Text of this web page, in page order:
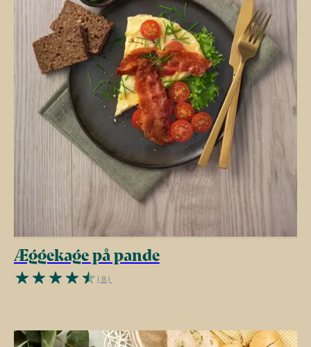
Æggekage på pande
(8)